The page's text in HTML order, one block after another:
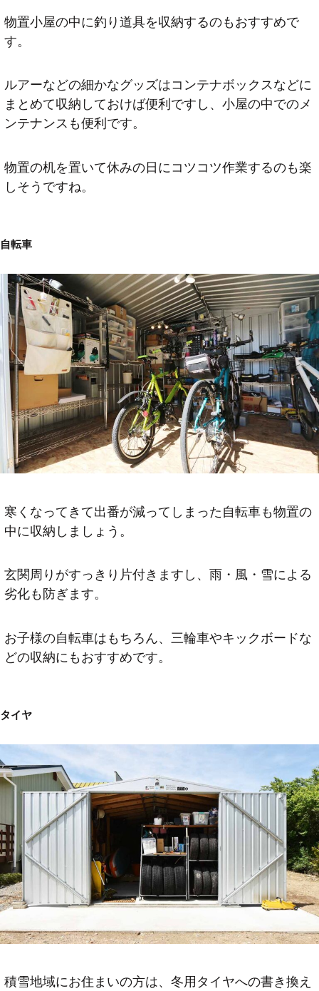
物置小屋の中に釣り道具を収納するのもおすすめで
す。
ルアーなどの細かなグッズはコンテナボックスなどに
まとめて収納しておけば便利ですし、小屋の中でのメ
ンテナンスも便利です。
物置の机を置いて休みの日にコツコツ作業するのも楽
しそうですね。
自転車
寒くなってきて出番が減ってしまった自転車も物置の
中に収納しましょう。
玄関周りがすっきり片付きますし、雨・風・雪による
劣化も防ぎます。
お子様の自転車はもちろん、三輪車やキックボードな
どの収納にもおすすめです。
タイヤ
積雪地域にお住まいの方は、冬用タイヤへの書き換え